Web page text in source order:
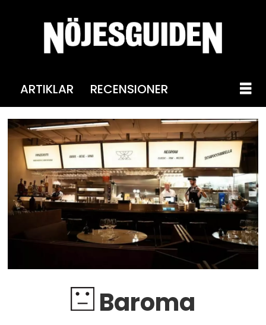
ARTIKLAR RECENSIONER
Baroma